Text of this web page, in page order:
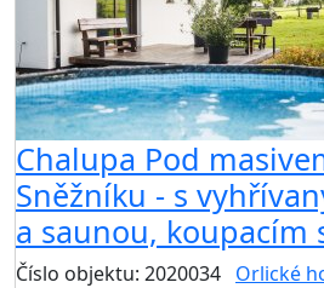
Chalupa Pod
Sněžníku - s
a saunou, koupacím
Číslo objektu: 2020034 Orlické